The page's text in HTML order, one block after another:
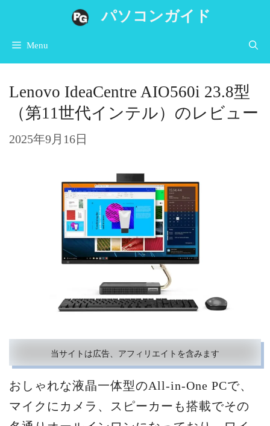
ス
パソコンガイド
Menu
Lenovo IdeaCentre AIO560i 23.8型
（第11世代インテル）のレビュー
2025年9月16日
当サイトは広告、アフィリエイトを含みます
おしゃれな液晶一体型のAll-in-One PCで、
マイクにカメラ、スピーカーも搭載でその